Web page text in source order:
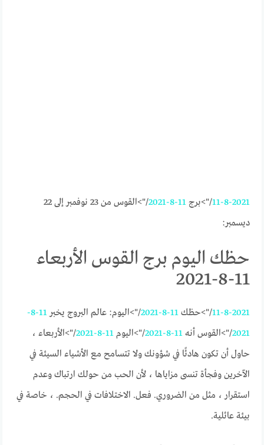
11-8-2021/">برج11-8-2021
/">القوس من 23 نوفمبر إلى 22
ديسمبر:
حظك اليوم برج القوس الأربعاء
11-8-2021
11-8-2021/">حظك11-8-2021 /">اليوم: عالم البروج يخبر
11-8-
2021/">القوس أنه11-8-2021 /">اليوم11-8-2021
/">الأربعاء ،
حاول أن تكون هادئًا في شؤونك ولا تتسامح مع الأشياء السيئة في
الآخرين وفجأة تنسى مزاياها ، لأن الحب من حولك ارتباك وعدم
استقرار ، مثل من الضروري. فعل. الاختلافات في الحجم. ، خاصة في
بيئة عائلية.